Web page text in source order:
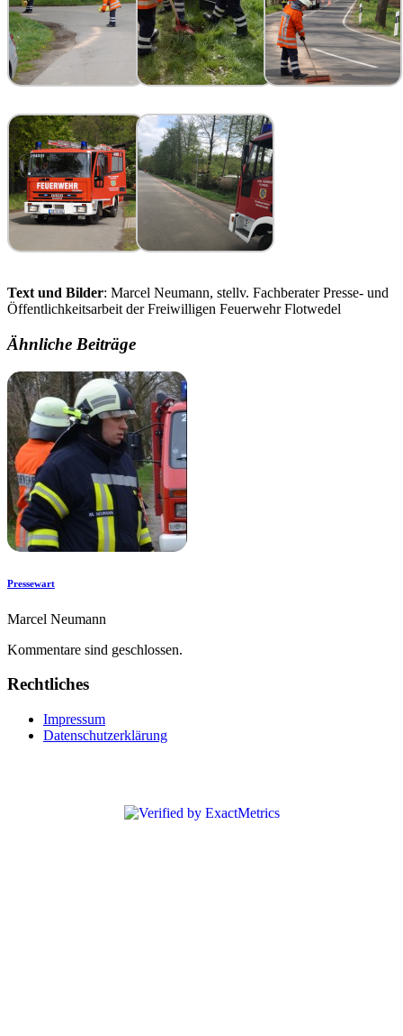
Text und Bilder: Marcel Neumann, stellv. Fachberater Presse- und
Öffentlichkeitsarbeit der Freiwilligen Feuerwehr Flotwedel
Ähnliche Beiträge
Pressewart
Marcel Neumann
Kommentare sind geschlossen.
Rechtliches
Impressum
Datenschutzerklärung